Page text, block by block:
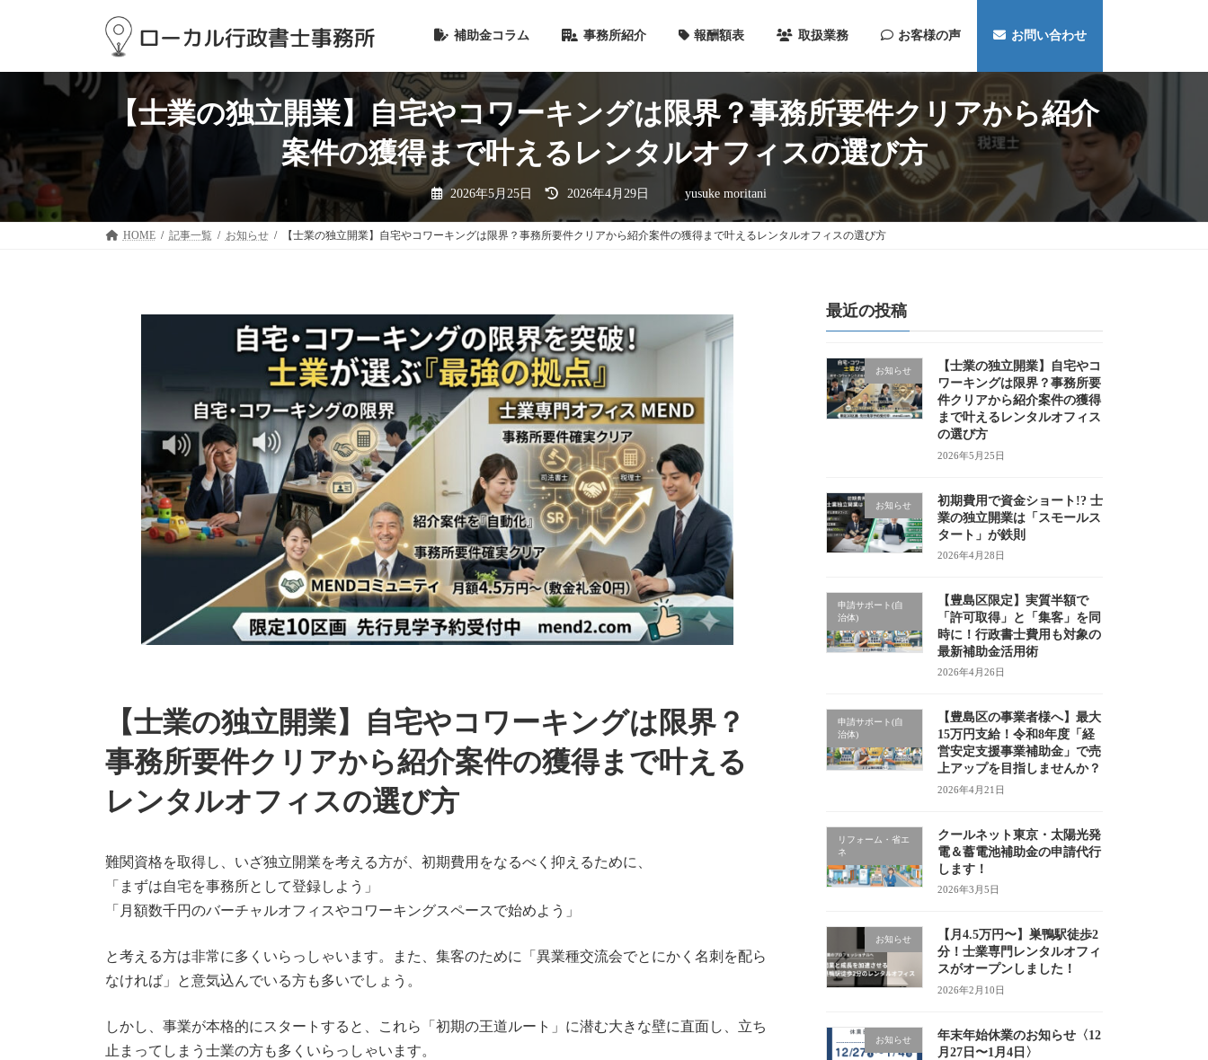
ッ
プ
移
動
補助金コラム 事務所紹介 報酬額表 取扱業務 お客様の声 お問い合わせ
【士業の独立開業】自宅やコワーキングは限界？事務所要件クリアから紹介
案件の獲得まで叶えるレンタルオフィスの選び方
2026年5月25日
終
新
日
2026年4月29日 yusuke moritani
HOME 記事一覧 お知らせ 【士業の独立開業】自宅やコワーキングは限界？事務所要件クリアから紹介案件の獲得まで叶えるレンタルオフィスの選び方
【士業の独立開業】自宅やコワーキングは限界？
事務所要件クリアから紹介案件の獲得まで叶える
レンタルオフィスの選び方
難関資格を取得し、いざ独立開業を考える方が、初期費用をなるべく抑えるために、
「まずは自宅を事務所として登録しよう」
「月額数千円のバーチャルオフィスやコワーキングスペースで始めよう」
と考える方は非常に多くいらっしゃいます。また、集客のために「異業種交流会でとにかく名刺を配ら
なければ」と意気込んでいる方も多いでしょう。
しかし、事業が本格的にスタートすると、これら「初期の王道ルート」に潜む大きな壁に直面し、立ち
止まってしまう士業の方も多くいらっしゃいます。
最近の投稿
お知らせ
【士業の独立開業】自宅やコ
ワーキングは限界？事務所要
件クリアから紹介案件の獲得
まで叶えるレンタルオフィス
の選び方
2026年5月25日
お知らせ
初期費用で資金ショート!? 士
業の独立開業は「スモールス
タート」が鉄則
2026年4月28日
申請サポート(自
治体)
【豊島区限定】実質半額で
「許可取得」と「集客」を同
時に！行政書士費用も対象の
最新補助金活用術
2026年4月26日
申請サポート(自
治体)
【豊島区の事業者様へ】最大
15万円支給！令和8年度「経
営安定支援事業補助金」で売
上アップを目指しませんか？
2026年4月21日
リフォーム・省エ
ネ
クールネット東京・太陽光発
電＆蓄電池補助金の申請代行
します！
2026年3月5日
お知らせ
【月4.5万円〜】巣鴨駅徒歩2
分！士業専門レンタルオフィ
スがオープンしました！
2026年2月10日
お知らせ
年末年始休業のお知らせ〈12
月27日〜1月4日〉